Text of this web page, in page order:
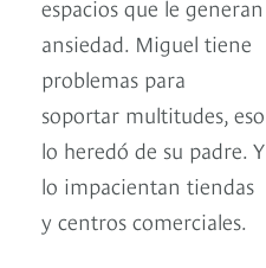
espacios que le generan
ansiedad. Miguel tiene
problemas para
soportar multitudes, eso
lo heredó de su padre. Y
lo impacientan tiendas
y centros comerciales.